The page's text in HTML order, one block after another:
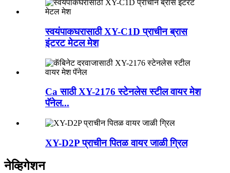
स्वयंपाकघरासाठी XY-C1D प्राचीन ब्रास
इंटरट मेटल मेश
Ca साठी XY-2176 स्टेनलेस स्टील वायर मेश
पॅनेल...
XY-D2P प्राचीन पितळ वायर जाळी ग्रिल
नेव्हिगेशन